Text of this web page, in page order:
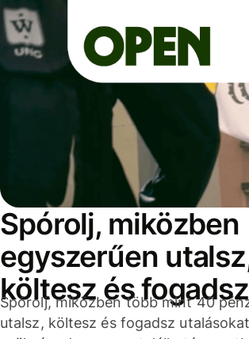
Spórolj, miközben
egyszerűen
költesz és
Spórolj, miközben több mint 40
utalsz, költesz és fogadsz